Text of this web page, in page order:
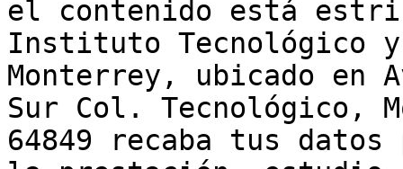
el contenido está
Instituto Tecnológico y
Monterrey, ubicado en
Sur Col. Tecnológico,
64849 recaba tus